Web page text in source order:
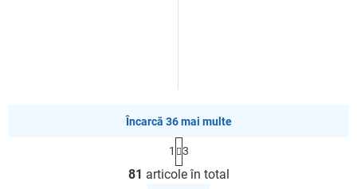
C
o
Încarcă 36 mai multe
P
a
g
i
1 3
81 articole în total